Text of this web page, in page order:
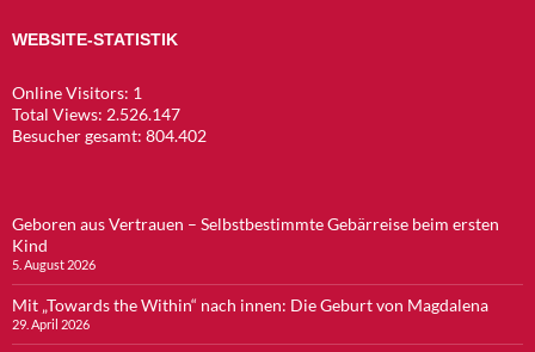
WEBSITE-STATISTIK
Online Visitors: 1
Total Views: 2.526.147
Besucher gesamt: 804.402
Geboren aus Vertrauen – Selbstbestimmte Gebärreise beim ersten
Kind
5. August 2026
Mit „Towards the Within“ nach innen: Die Geburt von Magdalena
29. April 2026